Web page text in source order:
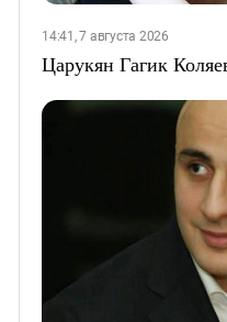
14:41, 7 августа 2026
Царукян Гагик